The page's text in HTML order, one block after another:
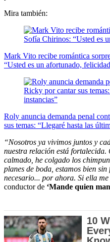
Mira también:
Mark Vito recibe romántica
“Usted es un afortunado,
Roly anuncia demanda penal
sus temas: “Llegaré hasta las
“Nosotros ya vivimos juntos y
nuestra relación está
calmado, he colgado los
planes de boda, estamos bien
necesario... por ahora. Si ella
conductor de ‘Mande quien